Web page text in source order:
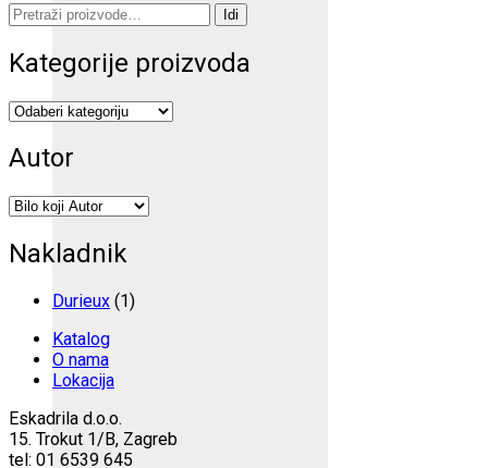
Pretraži: Idi
Kategorije proizvoda
Autor
Nakladnik
Durieux (1)
Katalog
O nama
Lokacija
Eskadrila d.o.o.
15. Trokut 1/B, Zagreb
tel: 01 6539 645